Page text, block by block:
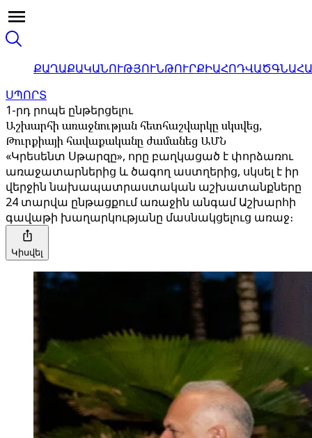
ՔԱՂԱՔԱԿԱՆՈՒԹՅՈՒՆԹՈՒՐՔԻԱՀՈԴՎԱԾ
ՍՊՈՐՏ
1-րդ րոպե ընթերցելու
Աշխարհի առաջնության հետհաշվարկը սկսվեց,
Թուրքիայի հավաքականը ժամանեց ԱՄՆ
«Կրեսենտ Սթարզը», որը բաղկացած է փորձառու
առաջատարներից և ծագող աստղերից, սկսել է իր
վերջին նախապատրաստական ​​​​աշխատանքները
24 տարվա ընթացքում առաջին անգամ Աշխարհի
գավաթի խաղարկությանը մասնակցելուց առաջ։
Կիսվել